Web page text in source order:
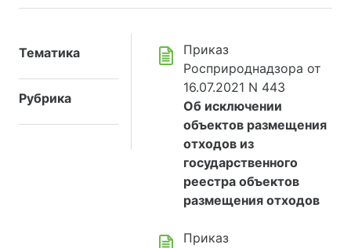
Тематика
Рубрика
Приказ
Росприроднадзора от
16.07.2021 N 443
Об исключении
объектов размещения
отходов из
государственного
реестра объектов
размещения отходов
Приказ